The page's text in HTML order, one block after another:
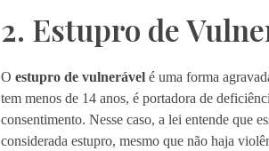
2. Estupro de
O estupro de vulnerávelé uma forma
tem menos de 14 anos, é portadora de
consentimento. Nesse caso, a lei entende que
considerada estupro, mesmo que não haja